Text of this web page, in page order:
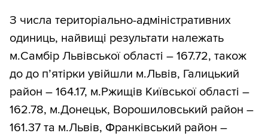
З числа територіально-адміністративних
одиниць, найвищі результати належать
м.Самбір Львівської області – 167.72, також
до до п’ятірки увійшли м.Львів, Галицький
район – 164.17, м.Ржищів Київської області –
162.78, м.Донецьк, Ворошиловський район –
161.37 та м.Львів, Франківський район –